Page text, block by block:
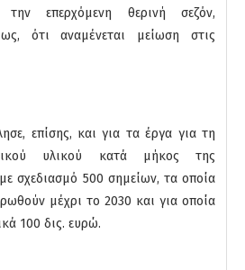
επερχόμενη θερινή σεζόν,
ότι αναμένεται μείωση στις
επίσης, και για τα έργα για τη
υλικού κατά μήκος της
σχεδιασμό 500 σημείων, τα οποία
μέχρι το 2030 και για οποία
100 δις. ευρώ.